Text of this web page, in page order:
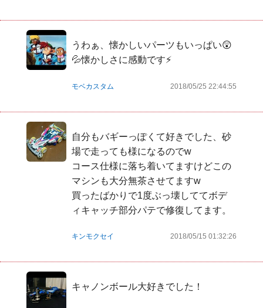
うわぁ、懐かしいパーツもいっぱい😲
💦懐かしさに感動です⚡
モベカスタム 2018/05/25 22:44:55
自分もバギーっぽくて好きでした、砂
場で走っても様になるのでw
コース仕様に落ち着いてますけどこの
マシンも大分無茶させてますw
買ったばかりで1度ぶっ壊しててボデ
ィキャッチ部分パテで修復してます。
キンモクセイ 2018/05/15 01:32:26
キャノンボール大好きでした！